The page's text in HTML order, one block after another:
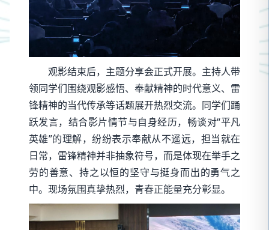
观影结束后，主题分享会正式开展。主持人带
领同学们围绕观影感悟、奉献精神的时代意义、雷
锋精神的当代传承等话题展开热烈交流。同学们踊
跃发言，结合影片情节与自身经历，畅谈对“平凡
英雄”的理解，纷纷表示奉献从不遥远，担当就在
日常，雷锋精神并非抽象符号，而是体现在举手之
劳的善意、持之以恒的坚守与挺身而出的勇气之
中。现场氛围真挚热烈，青春正能量充分彰显。